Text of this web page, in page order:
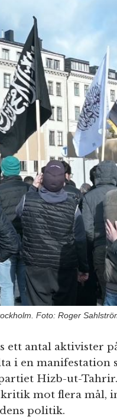
Foto: Roger
ett antal aktivister
i en manifestation
Hizb-ut-
mot flera mål,
politik.